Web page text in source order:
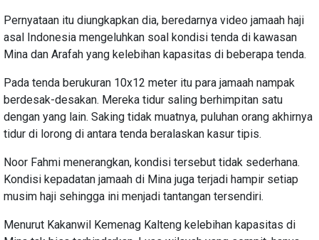
Pernyataan itu diungkapkan dia, beredarnya video jamaah haji
asal Indonesia mengeluhkan soal kondisi tenda di kawasan
Mina dan Arafah yang kelebihan kapasitas di beberapa tenda.
Pada tenda berukuran 10x12 meter itu para jamaah nampak
berdesak-desakan. Mereka tidur saling berhimpitan satu
dengan yang lain. Saking tidak muatnya, puluhan orang akhirnya
tidur di lorong di antara tenda beralaskan kasur tipis.
Noor Fahmi menerangkan, kondisi tersebut tidak sederhana.
Kondisi kepadatan jamaah di Mina juga terjadi hampir setiap
musim haji sehingga ini menjadi tantangan tersendiri.
Menurut Kakanwil Kemenag Kalteng kelebihan kapasitas di